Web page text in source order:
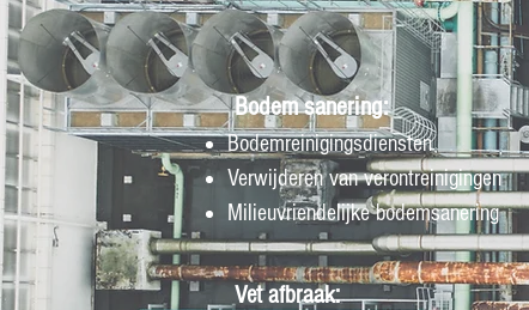
Bodem sanering:
Bodemreinigingsdiensten
Verwijderen van verontreinigingen
Milieuvriendelijke bodemsanering
Vet afbraak: